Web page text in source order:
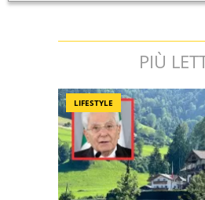
PIÙ
LIFESTYLE